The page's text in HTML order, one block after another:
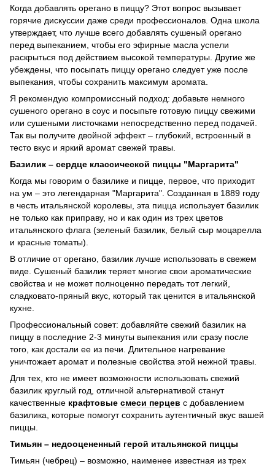
Когда добавлять орегано в пиццу? Этот вопрос вызывает
горячие дискуссии даже среди профессионалов. Одна школа
утверждает, что лучше всего добавлять сушеный орегано
перед выпеканием, чтобы его эфирные масла успели
раскрыться под действием высокой температуры. Другие же
убеждены, что посыпать пиццу орегано следует уже после
выпекания, чтобы сохранить максимум аромата.
Я рекомендую компромиссный подход: добавьте немного
сушеного орегано в соус и посыпьте готовую пиццу свежими
или сушеными листочками непосредственно перед подачей.
Так вы получите двойной эффект – глубокий, встроенный в
тесто вкус и яркий аромат свежей травы.
Базилик – сердце классической пиццы "Маргарита"
Когда мы говорим о базилике и пицце, первое, что приходит
на ум – это легендарная "Маргарита". Созданная в 1889 году
в честь итальянской королевы, эта пицца использует базилик
не только как приправу, но и как один из трех цветов
итальянского флага (зеленый базилик, белый сыр моцарелла
и красные томаты).
В отличие от орегано, базилик лучше использовать в свежем
виде. Сушеный базилик теряет многие свои ароматические
свойства и не может полноценно передать тот легкий,
сладковато-пряный вкус, который так ценится в итальянской
кухне.
Профессиональный совет: добавляйте свежий базилик на
пиццу в последние 2-3 минуты выпекания или сразу после
того, как достали ее из печи. Длительное нагревание
уничтожает аромат и полезные свойства этой нежной травы.
Для тех, кто не имеет возможности использовать свежий
базилик круглый год, отличной альтернативой станут
качественные крафтовые смеси перцев с добавлением
базилика, которые помогут сохранить аутентичный вкус вашей
пиццы.
Тимьян – недооцененный герой итальянской пиццы
Тимьян (чебрец) – возможно, наименее известная из трех